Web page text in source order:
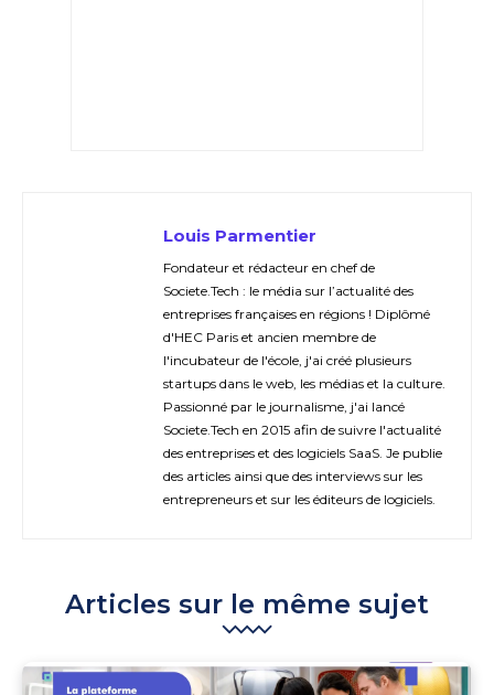
Louis Parmentier
Fondateur et rédacteur en chef de
Societe.Tech : le média sur l’actualité des
entreprises françaises en régions ! Diplômé
d'HEC Paris et ancien membre de
l'incubateur de l'école, j'ai créé plusieurs
startups dans le web, les médias et la culture.
Passionné par le journalisme, j'ai lancé
Societe.Tech en 2015 afin de suivre l'actualité
des entreprises et des logiciels SaaS. Je publie
des articles ainsi que des interviews sur les
entrepreneurs et sur les éditeurs de logiciels.
Articles sur le même sujet